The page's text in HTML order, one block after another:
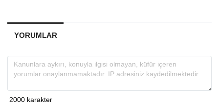
YORUMLAR